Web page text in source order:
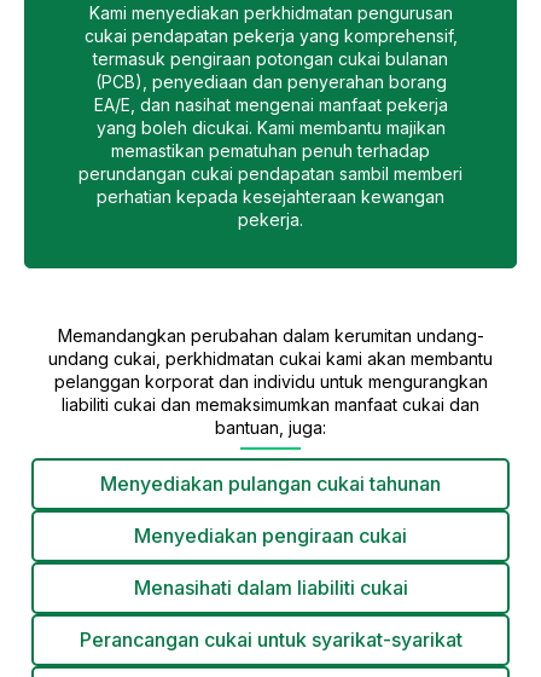
Kami menyediakan perkhidmatan pengurusan
cukai pendapatan pekerja yang komprehensif,
termasuk pengiraan potongan cukai bulanan
(PCB), penyediaan dan penyerahan borang
EA/E, dan nasihat mengenai manfaat pekerja
yang boleh dicukai. Kami membantu majikan
memastikan pematuhan penuh terhadap
perundangan cukai pendapatan sambil memberi
perhatian kepada kesejahteraan kewangan
pekerja.
Memandangkan perubahan dalam kerumitan undang-
undang cukai, perkhidmatan cukai kami akan membantu
pelanggan korporat dan individu untuk mengurangkan
liabiliti cukai dan memaksimumkan manfaat cukai dan
bantuan, juga:
Menyediakan pulangan cukai tahunan
Menyediakan pengiraan cukai
Menasihati dalam liabiliti cukai
Perancangan cukai untuk syarikat-syarikat